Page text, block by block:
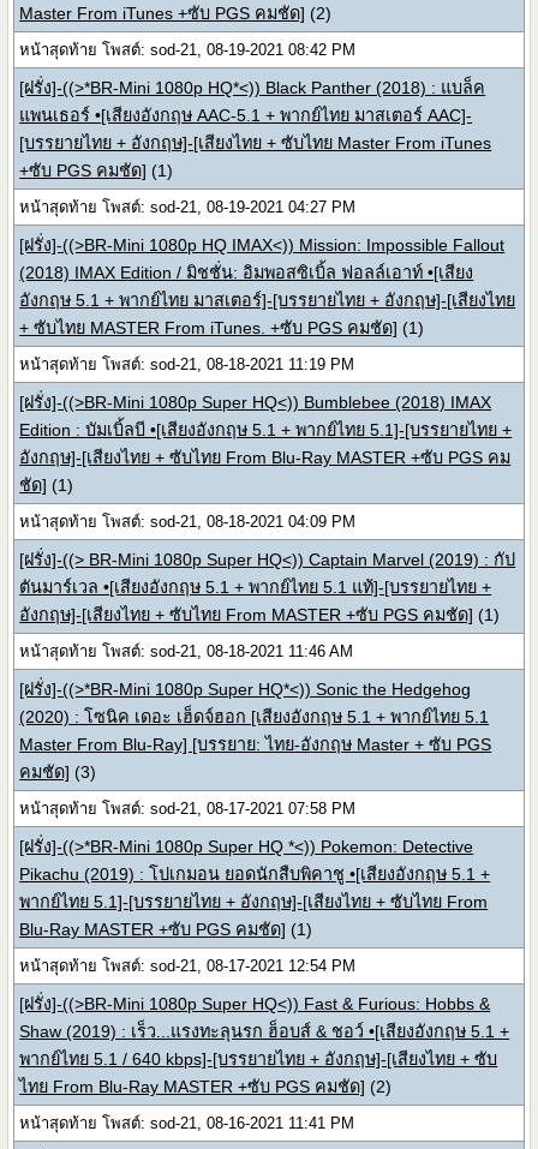
Master From iTunes +ซับ PGS คมชัด] (2)
หน้าสุดท้าย โพสต์: sod-21, 08-19-2021 08:42 PM
[ฝรั่ง]-((>*BR-Mini 1080p HQ*<)) Black Panther (2018) : แบล็ค
แพนเธอร์ •[เสียงอังกฤษ AAC-5.1 + พากย์ไทย มาสเตอร์ AAC]-
[บรรยายไทย + อังกฤษ]-[เสียงไทย + ซับไทย Master From iTunes
+ซับ PGS คมชัด] (1)
หน้าสุดท้าย โพสต์: sod-21, 08-19-2021 04:27 PM
[ฝรั่ง]-((>BR-Mini 1080p HQ IMAX<)) Mission: Impossible Fallout
(2018) IMAX Edition / มิชชั่น: อิมพอสซิเบิ้ล ฟอลล์เอาท์ •[เสียง
อังกฤษ 5.1 + พากย์ไทย มาสเตอร์]-[บรรยายไทย + อังกฤษ]-[เสียงไทย
+ ซับไทย MASTER From iTunes. +ซับ PGS คมชัด] (1)
หน้าสุดท้าย โพสต์: sod-21, 08-18-2021 11:19 PM
[ฝรั่ง]-((>BR-Mini 1080p Super HQ<)) Bumblebee (2018) IMAX
Edition : บัมเบิ้ลบี •[เสียงอังกฤษ 5.1 + พากย์ไทย 5.1]-[บรรยายไทย +
อังกฤษ]-[เสียงไทย + ซับไทย From Blu-Ray MASTER +ซับ PGS คม
ชัด] (1)
หน้าสุดท้าย โพสต์: sod-21, 08-18-2021 04:09 PM
[ฝรั่ง]-((> BR-Mini 1080p Super HQ<)) Captain Marvel (2019) : กัป
ตันมาร์เวล •[เสียงอังกฤษ 5.1 + พากย์ไทย 5.1 แท้]-[บรรยายไทย +
อังกฤษ]-[เสียงไทย + ซับไทย From MASTER +ซับ PGS คมชัด] (1)
หน้าสุดท้าย โพสต์: sod-21, 08-18-2021 11:46 AM
[ฝรั่ง]-((>*BR-Mini 1080p Super HQ*<)) Sonic the Hedgehog
(2020) : โซนิค เดอะ เฮ็ดจ์ฮอก [เสียงอังกฤษ 5.1 + พากย์ไทย 5.1
Master From Blu-Ray] [บรรยาย: ไทย-อังกฤษ Master + ซับ PGS
คมชัด] (3)
หน้าสุดท้าย โพสต์: sod-21, 08-17-2021 07:58 PM
[ฝรั่ง]-((>*BR-Mini 1080p Super HQ *<)) Pokemon: Detective
Pikachu (2019) : โปเกมอน ยอดนักสืบพิคาชู •[เสียงอังกฤษ 5.1 +
พากย์ไทย 5.1]-[บรรยายไทย + อังกฤษ]-[เสียงไทย + ซับไทย From
Blu-Ray MASTER +ซับ PGS คมชัด] (1)
หน้าสุดท้าย โพสต์: sod-21, 08-17-2021 12:54 PM
[ฝรั่ง]-((>BR-Mini 1080p Super HQ<)) Fast & Furious: Hobbs &
Shaw (2019) : เร็ว...แรงทะลุนรก ฮ็อบส์ & ชอว์ •[เสียงอังกฤษ 5.1 +
พากย์ไทย 5.1 / 640 kbps]-[บรรยายไทย + อังกฤษ]-[เสียงไทย + ซับ
ไทย From Blu-Ray MASTER +ซับ PGS คมชัด] (2)
หน้าสุดท้าย โพสต์: sod-21, 08-16-2021 11:41 PM